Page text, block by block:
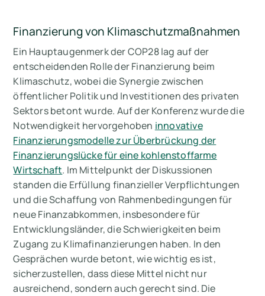
Finanzierung von Klimaschutzmaßnahmen
Ein Hauptaugenmerk der COP28 lag auf der
entscheidenden Rolle der Finanzierung beim
Klimaschutz, wobei die Synergie zwischen
öffentlicher Politik und Investitionen des privaten
Sektors betont wurde. Auf der Konferenz wurde die
Notwendigkeit hervorgehoben innovative
Finanzierungsmodelle zur Überbrückung der
Finanzierungslücke für eine kohlenstoffarme
Wirtschaft. Im Mittelpunkt der Diskussionen
standen die Erfüllung finanzieller Verpflichtungen
und die Schaffung von Rahmenbedingungen für
neue Finanzabkommen, insbesondere für
Entwicklungsländer, die Schwierigkeiten beim
Zugang zu Klimafinanzierungen haben. In den
Gesprächen wurde betont, wie wichtig es ist,
sicherzustellen, dass diese Mittel nicht nur
ausreichend, sondern auch gerecht sind. Die